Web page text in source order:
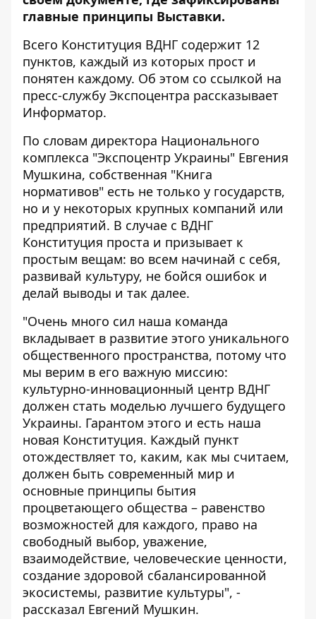
главные принципы Выставки.
Всего Конституция ВДНГ содержит 12
пунктов, каждый из которых прост и
понятен каждому. Об этом со ссылкой на
пресс-службу Экспоцентра рассказывает
Информатор.
По словам директора Национального
комплекса "Экспоцентр Украины" Евгения
Мушкина, собственная "Книга
нормативов" есть не только у государств,
но и у некоторых крупных компаний или
предприятий. В случае с ВДНГ
Конституция проста и призывает к
простым вещам: во всем начинай с себя,
развивай культуру, не бойся ошибок и
делай выводы и так далее.
"Очень много сил наша команда
вкладывает в развитие этого уникального
общественного пространства, потому что
мы верим в его важную миссию:
культурно-инновационный центр ВДНГ
должен стать моделью лучшего будущего
Украины. Гарантом этого и есть наша
новая Конституция. Каждый пункт
отождествляет то, каким, как мы считаем,
должен быть современный мир и
основные принципы бытия
процветающего общества – равенство
возможностей для каждого, право на
свободный выбор, уважение,
взаимодействие, человеческие ценности,
создание здоровой сбалансированной
экосистемы, развитие культуры", -
рассказал Евгений Мушкин.